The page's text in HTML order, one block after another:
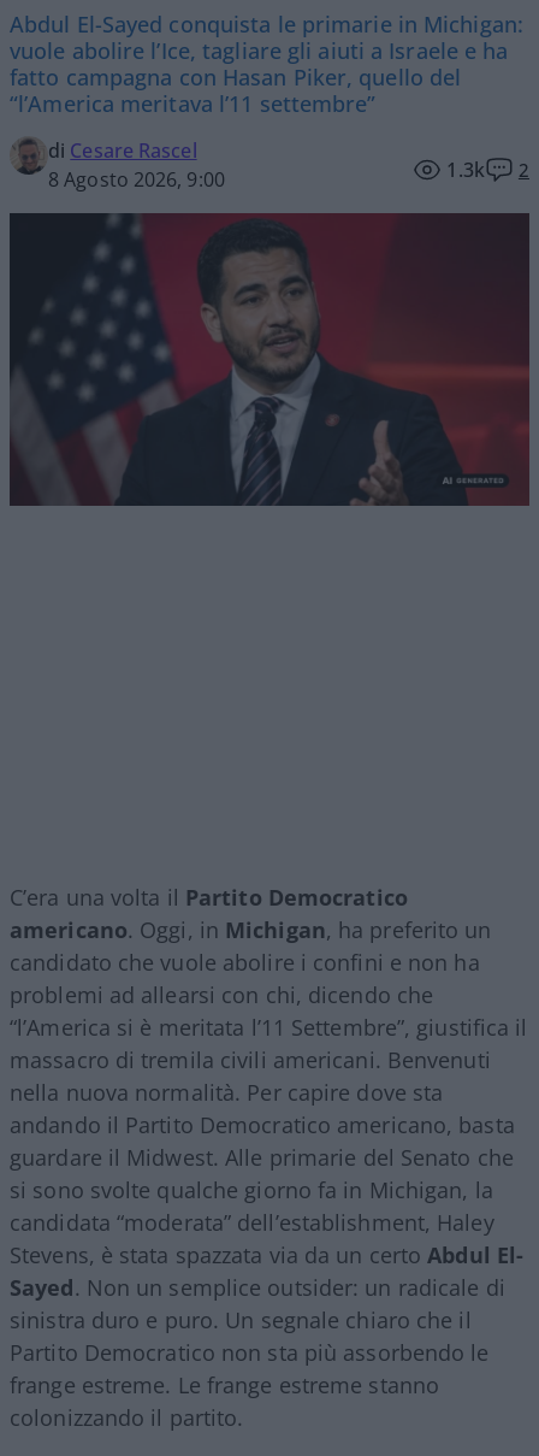
Abdul El-Sayed conquista le primarie in Michigan:
vuole abolire l’Ice, tagliare gli aiuti a Israele e ha
fatto campagna con Hasan Piker, quello del
“l’America meritava l’11 settembre”
di Cesare Rascel
8 Agosto 2026, 9:00
1.3k 2
C’era una volta il Partito Democratico
americano. Oggi, in Michigan, ha preferito un
candidato che vuole abolire i confini e non ha
problemi ad allearsi con chi, dicendo che
“l’America si è meritata l’11 Settembre”, giustifica il
massacro di tremila civili americani. Benvenuti
nella nuova normalità. Per capire dove sta
andando il Partito Democratico americano, basta
guardare il Midwest. Alle primarie del Senato che
si sono svolte qualche giorno fa in Michigan, la
candidata “moderata” dell’establishment, Haley
Stevens, è stata spazzata via da un certoAbdul El-
Sayed. Non un semplice outsider: un radicale di
sinistra duro e puro. Un segnale chiaro che il
Partito Democratico non sta più assorbendo le
frange estreme. Le frange estreme stanno
colonizzando il partito.